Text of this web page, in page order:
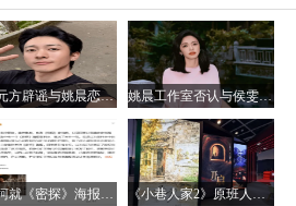
侯雯元方辟谣与姚晨恋情传闻：拒绝编造，抵制谣言 姚晨工作室否认与侯雯元恋情传闻：纯属虚构，呼吁理性看待
贾樟柯就《密探》海报未经授权汉化致歉：责任在我 《小巷人家2》原班人马回归传闻不实，正午阳光官方辟谣